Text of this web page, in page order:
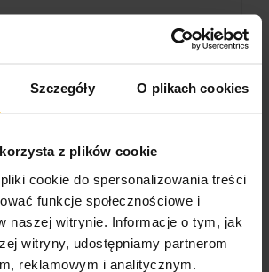
Szczegóły O plikach cookies
z plików cookie
cookie do spersonalizowania treści
funkcje społecznościowe i
naszej witrynie. Informacje o tym, jak
witryny, udostępniamy partnerom
reklamowym i analitycznym.